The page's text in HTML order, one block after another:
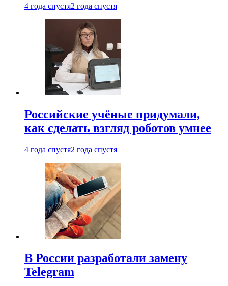
4 года спустя2 года спустя
Российские учёные придумали,
как сделать взгляд роботов умнее
4 года спустя2 года спустя
В России разработали замену
Telegram